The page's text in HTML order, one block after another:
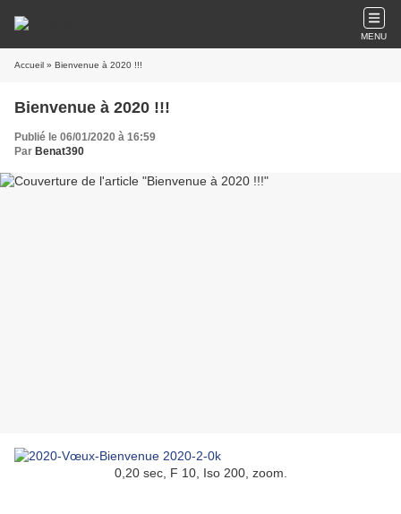
MENU
Accueil » Bienvenue à 2020 !!!
Bienvenue à 2020 !!!
Publié le 06/01/2020 à 16:59
Par Benat390
0,20 sec, F 10, Iso 200, zoom.